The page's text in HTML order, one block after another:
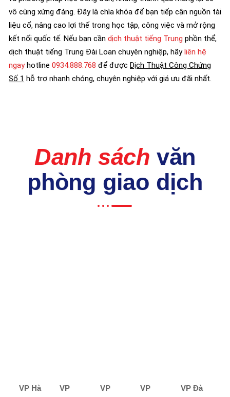
vô cùng xứng đáng. Đây là chìa khóa để bạn tiếp cận nguồn tài
liệu cổ, nâng cao lợi thế trong học tập, công việc và mở rộng
kết nối quốc tế. Nếu bạn cần dịch thuật tiếng Trung phồn thể,
dịch thuật tiếng Trung Đài Loan chuyên nghiệp, hãyliên hệ
ngayhotline 0934.888.768 để được Dịch Thuật Công Chứng
Số 1 hỗ trợ nhanh chóng, chuyên nghiệp với giá ưu đãi nhất.
Danh sách văn
phòng giao dịch
VP Hà
VP
VP
VP
VP Đà